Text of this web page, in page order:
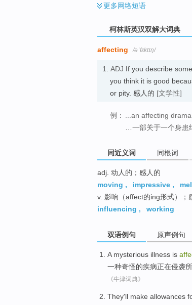
更多网络短语
柯林斯英汉双解大词典
affecting /əˈfɛktɪŋ/
1. ADJ If you describe
you think it is good
or pity. 感人的 [文学性]
例：
...an affecting
…一部关于一个身患
同近义词 同根词
adj. 动人的；感人的
moving , impressive ,
v. 影响（affect的ing形式）；
influencing , working
双语例句 原声例句
A mysterious illness is
一种奇怪的疾病正在侵袭
《牛津词典》
They'll make allowances